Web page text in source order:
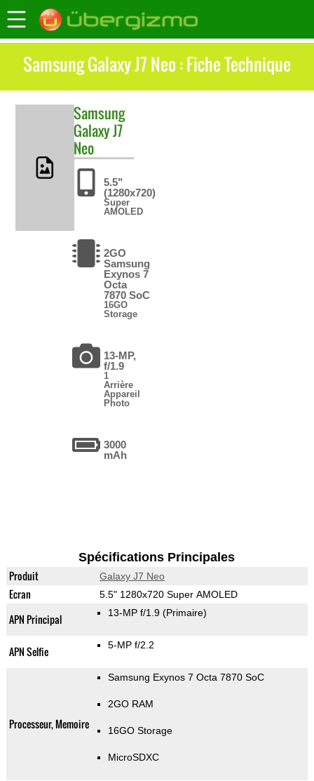
Samsung Galaxy J7 Neo : Fiche Technique
Samsung
Galaxy J7
Neo
5.5"
(1280x720)
Super
AMOLED
2GO
Samsung
Exynos 7
Octa
7870 SoC
16GO
Storage
13-MP,
f/1.9
1
Arrière
Appareil
Photo
3000
mAh
Spécifications Principales
Produit Galaxy J7 Neo
Ecran 5.5" 1280x720 Super AMOLED
APN Principal 13-MP f/1.9 (Primaire)
APN Selfie 5-MP f/2.2
Processeur, Memoire
Samsung Exynos 7 Octa 7870 SoC
2GO RAM
16GO Storage
MicroSDXC